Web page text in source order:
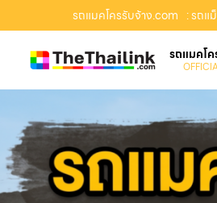
รถแมคโครรับจ้าง.com : รถแ
รถแมคโ